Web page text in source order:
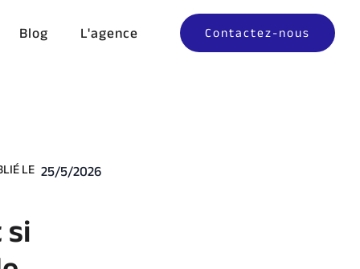
Blog L'agence Contactez-nous
LE 25/5/2026
si